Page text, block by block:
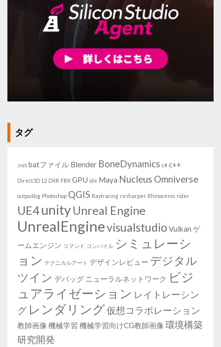
タグ
.net batファイル Blender BoneDynamics c# c++
Direct3D 12 DXR FBX GPU ide Maya Nucleus Omniverse
outputlog Photoshop QGIS Raytracing resharper Rhinoceros rider
UE4unityUnreal Engine
UnrealEnginevisualstudio Vulkan ゲ
ームエンジン コマンド コンパイル シミュレーシ
ョン テクニカルアート デザインレビュー デジタル
ツイン デバッグ ニューラルネットワーク ビジ
ュアライゼーション レイトレーシン
グ レンダリング仮想コラボレーション
教師画像 機械学習 機械学習向けCG教師画像 環境構築
研究開発